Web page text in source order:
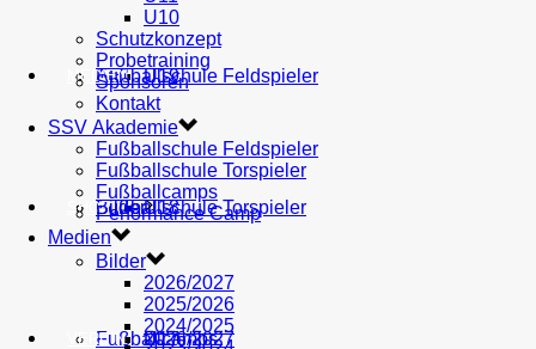
AH U19
U18
U17
Fußballschule Feldspieler
Fußballschule Torspieler
Fußballcamps
MEDIEN
Bilder
2026/2027
SHOP
VEREIN
U10
Schutzkonzept
Probetraining
Sponsoren
Kontakt
SSV Akademie
Fußballschule Feldspieler
Fußballschule Torspieler
Fußballcamps
Performance Camp
Medien
Bilder
2026/2027
2025/2026
2024/2025